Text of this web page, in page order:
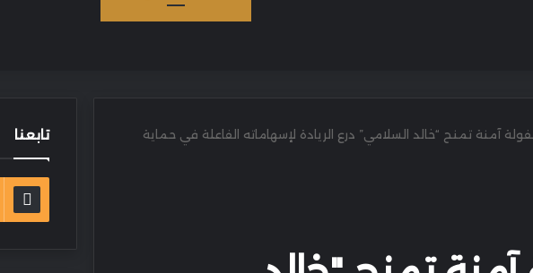
آمنة تمنح “خالد السلامي” درع الريادة لإسهاماته الفاعلة في حماية
تابعنا